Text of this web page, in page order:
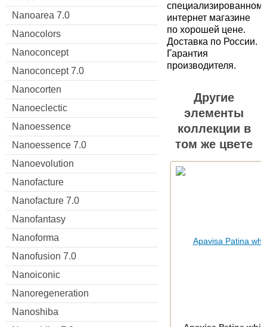
Nanoarea 7.0
Nanocolors
Nanoconcept
Nanoconcept 7.0
Nanocorten
Nanoeclectic
Nanoessence
Nanoessence 7.0
Nanoevolution
Nanofacture
Nanofacture 7.0
Nanofantasy
Nanoforma
Nanofusion 7.0
Nanoiconic
Nanoregeneration
Nanoshiba
специализированном
интернет магазине
по хорошей цене.
Доставка по России.
Гарантия
производителя.
Другие
элементы
коллекции в
том же цвете